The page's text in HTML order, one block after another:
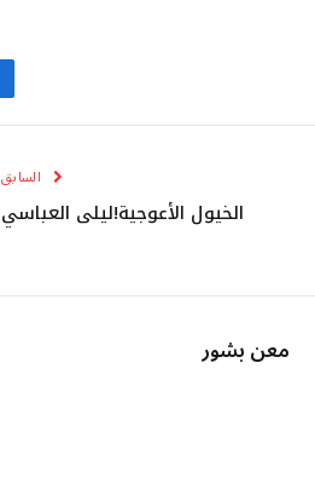
السابق
الخيول الأعوجية!ليلى العباسي
معن بشور